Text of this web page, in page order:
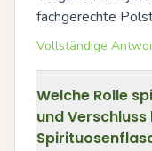
fachgerechte
Vollständige
Welche Rolle
und